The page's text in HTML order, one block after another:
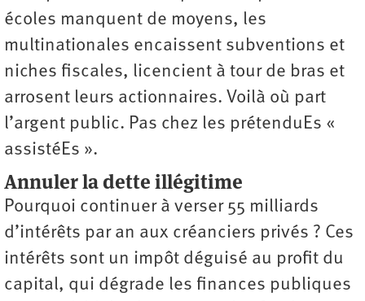
écoles manquent de moyens, les
multinationales encaissent subventions et
niches fiscales, licencient à tour de bras et
arrosent leurs actionnaires. Voilà où part
l’argent public. Pas chez les prétenduEs «
assistéEs ».
Annuler la dette illégitime
Pourquoi continuer à verser 55 milliards
d’intérêts par an aux créanciers privés ? Ces
intérêts sont un impôt déguisé au profit du
capital, qui dégrade les finances publiques